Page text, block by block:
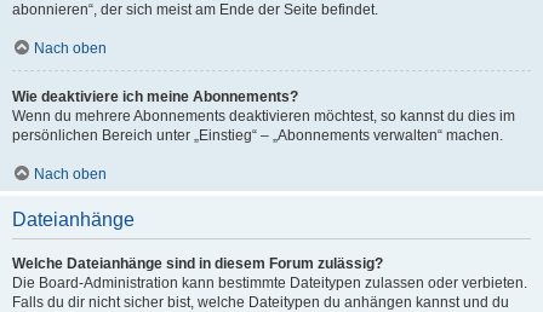
abonnieren“, der sich meist am Ende der Seite befindet.
Nach oben
Wie deaktiviere ich meine Abonnements?
Wenn du mehrere Abonnements deaktivieren möchtest, so kannst du dies im
persönlichen Bereich unter „Einstieg“ – „Abonnements verwalten“ machen.
Nach oben
Dateianhänge
Welche Dateianhänge sind in diesem Forum zulässig?
Die Board-Administration kann bestimmte Dateitypen zulassen oder verbieten.
Falls du dir nicht sicher bist, welche Dateitypen du anhängen kannst und du